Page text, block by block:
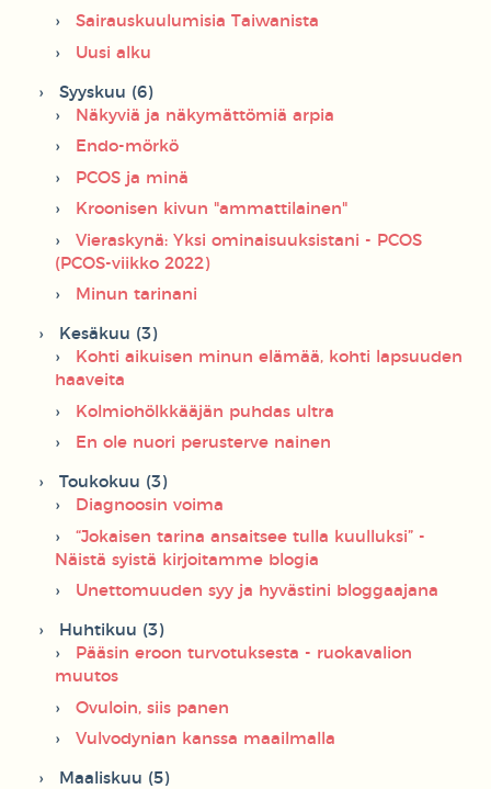
Sairauskuulumisia Taiwanista
Uusi alku
Syyskuu (6)
Näkyviä ja näkymättömiä arpia
Endo-mörkö
PCOS ja minä
Kroonisen kivun "ammattilainen"
Vieraskynä: Yksi ominaisuuksistani - PCOS
(PCOS-viikko 2022)
Minun tarinani
Kesäkuu (3)
Kohti aikuisen minun elämää, kohti lapsuuden
haaveita
Kolmiohölkkääjän puhdas ultra
En ole nuori perusterve nainen
Toukokuu (3)
Diagnoosin voima
“Jokaisen tarina ansaitsee tulla kuulluksi” -
Näistä syistä kirjoitamme blogia
Unettomuuden syy ja hyvästini bloggaajana
Huhtikuu (3)
Pääsin eroon turvotuksesta - ruokavalion
muutos
Ovuloin, siis panen
Vulvodynian kanssa maailmalla
Maaliskuu (5)